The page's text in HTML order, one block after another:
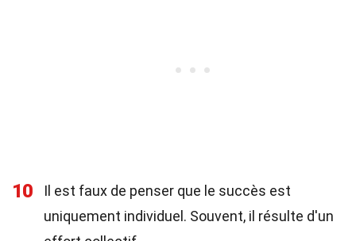
10
Il est faux de penser que le succès est
uniquement individuel. Souvent, il résulte d'un